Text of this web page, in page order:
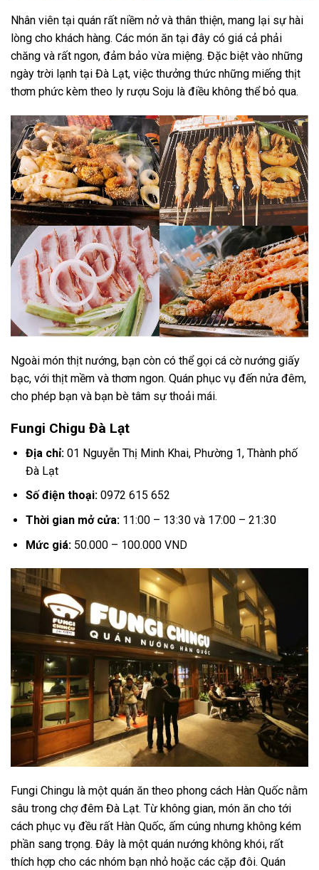
Nhân viên tại quán rất niềm nở và thân thiện, mang lại sự hài
lòng cho khách hàng. Các món ăn tại đây có giá cả phải
chăng và rất ngon, đảm bảo vừa miệng. Đặc biệt vào những
ngày trời lạnh tại Đà Lạt, việc thưởng thức những miếng thịt
thơm phức kèm theo ly rượu Soju là điều không thể bỏ qua.
Ngoài món thịt nướng, bạn còn có thể gọi cá cờ nướng giấy
bạc, với thịt mềm và thơm ngon. Quán phục vụ đến nửa đêm,
cho phép bạn và bạn bè tâm sự thoải mái.
Fungi Chigu Đà Lạt
Địa chỉ:01 Nguyễn Thị Minh Khai, Phường 1, Thành phố
Đà Lạt
Số điện thoại:0972 615 652
Thời gian mở cửa:11:00 – 13:30 và 17:00 – 21:30
Mức giá:50.000 – 100.000 VND
Fungi Chingu là một quán ăn theo phong cách Hàn Quốc nằm
sâu trong chợ đêm Đà Lạt. Từ không gian, món ăn cho tới
cách phục vụ đều rất Hàn Quốc, ấm cúng nhưng không kém
phần sang trọng. Đây là một quán nướng không khói, rất
thích hợp cho các nhóm bạn nhỏ hoặc các cặp đôi. Quán